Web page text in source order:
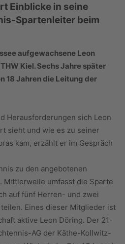
Einblicke in seine
Spartenleiter beim
aufgewachsene Leon
Kiel. Sechs Jahre später
18 Jahren die Leitung der
Herausforderungen sich Leon
sieht und wie es zu seiner
kam, erzählt er im Gespräch
zu den angebotenen
Mittlerweile umfasst die Sparte
auf fünf Herren- und zwei
Eines dieser Mitglieder ist
aktive Leon Döring. Der 21-
AG der Käthe-Koll­witz-